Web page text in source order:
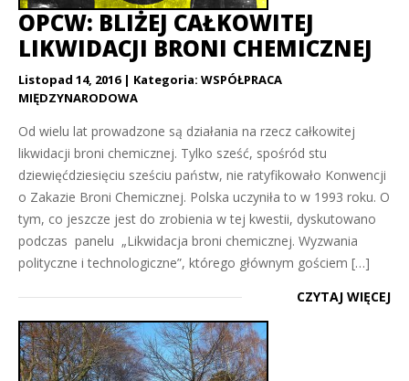
OPCW: BLIŻEJ CAŁKOWITEJ
LIKWIDACJI BRONI CHEMICZNEJ
Listopad 14, 2016 Kategoria: WSPÓŁPRACA
MIĘDZYNARODOWA
Od wielu lat prowadzone są działania na rzecz całkowitej
likwidacji broni chemicznej. Tylko sześć, spośród stu
dziewięćdziesięciu sześciu państw, nie ratyfikowało Konwencji
o Zakazie Broni Chemicznej. Polska uczyniła to w 1993 roku. O
tym, co jeszcze jest do zrobienia w tej kwestii, dyskutowano
podczas panelu „Likwidacja broni chemicznej. Wyzwania
polityczne i technologiczne”, którego głównym gościem […]
CZYTAJ WIĘCEJ